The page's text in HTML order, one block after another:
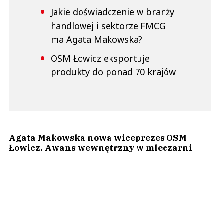
Jakie doświadczenie w branży
handlowej i sektorze FMCG
ma Agata Makowska?
OSM Łowicz eksportuje
produkty do ponad 70 krajów
Agata Makowska nowa wiceprezes OSM
Łowicz. Awans wewnętrzny w mleczarni